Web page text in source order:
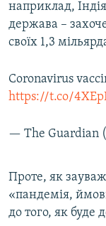
наприклад,
держава –
своїх 1,3
Coronavirus
https://t.co/
— The Guardian
Проте, як
«пандемія,
до того, як буде